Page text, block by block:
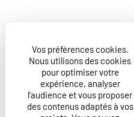
Vos préférences cookies.
Nous utilisons des cookies
pour optimiser votre
expérience, analyser
l’audience et vous proposer
des contenus adaptés à vos